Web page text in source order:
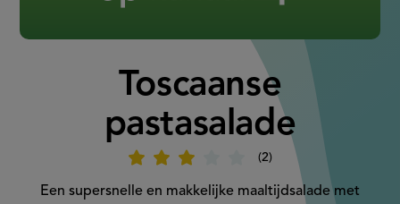
Toscaanse
pastasalade
2
'Toscaanse
pastasalade'
Een supersnelle en makkelijke maaltijdsalade met